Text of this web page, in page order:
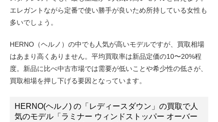
エレガントながら定番で使い勝手が良いため所持している女性も
多いでしょう。
HERNO（ヘルノ）の中でも 人気が高いモデルですが、買取相場
はあまり高くありません。平均買取率は新品定価の10〜20%程
度。新品に比べ中古市場では需要が低いことや希少性の低さが、
買取相場を押し下げる要因となっています。
HERNO(ヘルノ) の「レディースダウン」の買取で人
気のモデル「ラミナー ウィンドストッパー オーバー